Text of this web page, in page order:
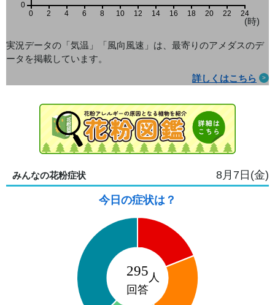
0 2 4 6 8 10 12 14 16 18 20 22 24
(時)
0
実況データの「気温」「風向風速」は、最寄りのアメダスのデ
ータを掲載しています。
詳しくはこちら
みんなの花粉症状 8月7日(金)
今日の症状は？